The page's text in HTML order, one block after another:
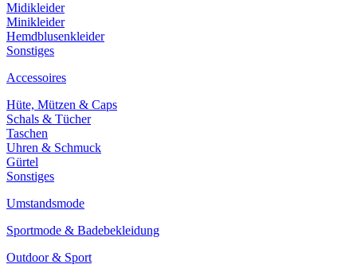
Midikleider
Minikleider
Hemdblusenkleider
Sonstiges
Accessoires
Hüte, Mützen & Caps
Schals & Tücher
Taschen
Uhren & Schmuck
Gürtel
Sonstiges
Umstandsmode
Sportmode & Badebekleidung
Outdoor & Sport